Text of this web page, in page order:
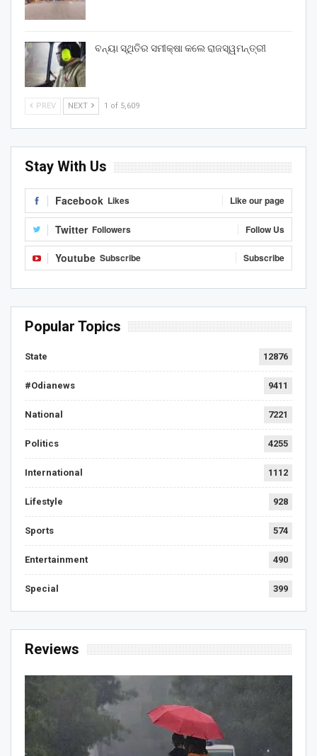
ବନ୍ୟା ସ୍ଥିତିର ସମୀକ୍ଷା କଲେ ରାଜସ୍ୱମନ୍ତ୍ରୀ
PREV NEXT 1 of 5,609
Stay With Us
Facebook Likes Like our page
Twitter Followers Follow Us
Youtube Subscribe Subscribe
Popular Topics
State 12876
#Odianews 9411
National 7221
Politics 4255
International 1112
Lifestyle 928
Sports 574
Entertainment 490
Special 399
Reviews